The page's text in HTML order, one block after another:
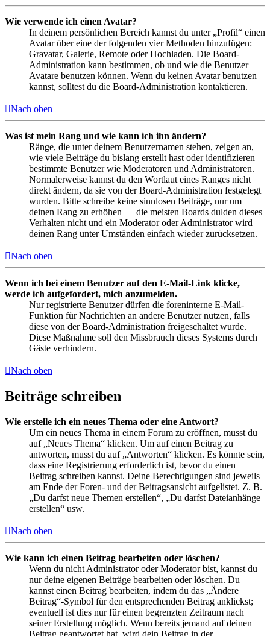
Wie verwende ich einen Avatar?
In deinem persönlichen Bereich kannst du unter „Profil“ einen
Avatar über eine der folgenden vier Methoden hinzufügen:
Gravatar, Galerie, Remote oder Hochladen. Die Board-
Administration kann bestimmen, ob und wie die Benutzer
Avatare benutzen können. Wenn du keinen Avatar benutzen
kannst, solltest du die Board-Administration kontaktieren.
Nach oben
Was ist mein Rang und wie kann ich ihn ändern?
Ränge, die unter deinem Benutzernamen stehen, zeigen an,
wie viele Beiträge du bislang erstellt hast oder identifizieren
bestimmte Benutzer wie Moderatoren und Administratoren.
Normalerweise kannst du den Wortlaut eines Ranges nicht
direkt ändern, da sie von der Board-Administration festgelegt
wurden. Bitte schreibe keine sinnlosen Beiträge, nur um
deinen Rang zu erhöhen — die meisten Boards dulden dieses
Verhalten nicht und ein Moderator oder Administrator wird
deinen Rang unter Umständen einfach wieder zurücksetzen.
Nach oben
Wenn ich bei einem Benutzer auf den E-Mail-Link klicke,
werde ich aufgefordert, mich anzumelden.
Nur registrierte Benutzer dürfen die foreninterne E-Mail-
Funktion für Nachrichten an andere Benutzer nutzen, falls
diese von der Board-Administration freigeschaltet wurde.
Diese Maßnahme soll den Missbrauch dieses Systems durch
Gäste verhindern.
Nach oben
Beiträge schreiben
Wie erstelle ich ein neues Thema oder eine Antwort?
Um ein neues Thema in einem Forum zu eröffnen, musst du
auf „Neues Thema“ klicken. Um auf einen Beitrag zu
antworten, musst du auf „Antworten“ klicken. Es könnte sein,
dass eine Registrierung erforderlich ist, bevor du einen
Beitrag schreiben kannst. Deine Berechtigungen sind jeweils
am Ende der Foren- und der Beitragsansicht aufgelistet. Z. B.
„Du darfst neue Themen erstellen“, „Du darfst Dateianhänge
erstellen“ usw.
Nach oben
Wie kann ich einen Beitrag bearbeiten oder löschen?
Wenn du nicht Administrator oder Moderator bist, kannst du
nur deine eigenen Beiträge bearbeiten oder löschen. Du
kannst einen Beitrag bearbeiten, indem du das „Ändere
Beitrag“-Symbol für den entsprechenden Beitrag anklickst;
eventuell ist dies nur für einen begrenzten Zeitraum nach
seiner Erstellung möglich. Wenn bereits jemand auf deinen